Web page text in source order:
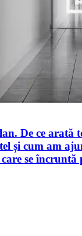
De ce arată
și cum am
se încruntă